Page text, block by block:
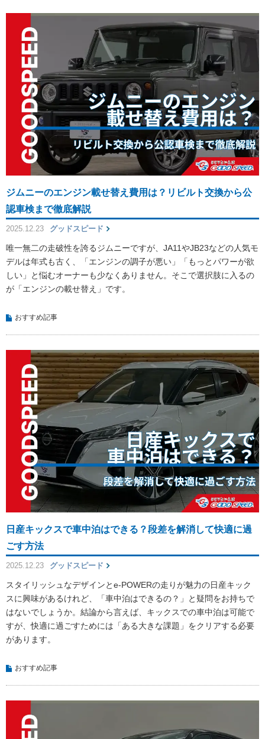
ジムニーのエンジン載せ替え費用は？リビルト交換から公
認車検まで徹底解説
2025.12.23 グッドスピード
唯一無二の走破性を誇るジムニーですが、JA11やJB23などの人気モ
デルは年式も古く、「エンジンの調子が悪い」「もっとパワーが欲
しい」と悩むオーナーも少なくありません。そこで選択肢に入るの
が「エンジンの載せ替え」です。
おすすめ記事
日産キックスで車中泊はできる？段差を解消して快適に過
ごす方法
2025.12.23 グッドスピード
スタイリッシュなデザインとe-POWERの走りが魅力の日産キック
スに興味があるけれど、「車中泊はできるの？」と疑問をお持ちで
はないでしょうか。結論から言えば、キックスでの車中泊は可能で
すが、快適に過ごすためには「ある大きな課題」をクリアする必要
があります。
おすすめ記事